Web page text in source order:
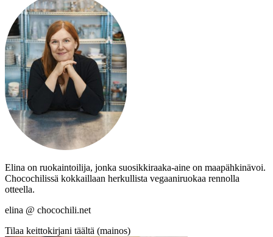
Elina on ruokaintoilija, jonka suosikkiraaka-aine on maapähkinävoi.
Chocochilissä kokkaillaan herkullista vegaaniruokaa rennolla
otteella.
elina @ chocochili.net
Tilaa keittokirjani täältä (mainos)